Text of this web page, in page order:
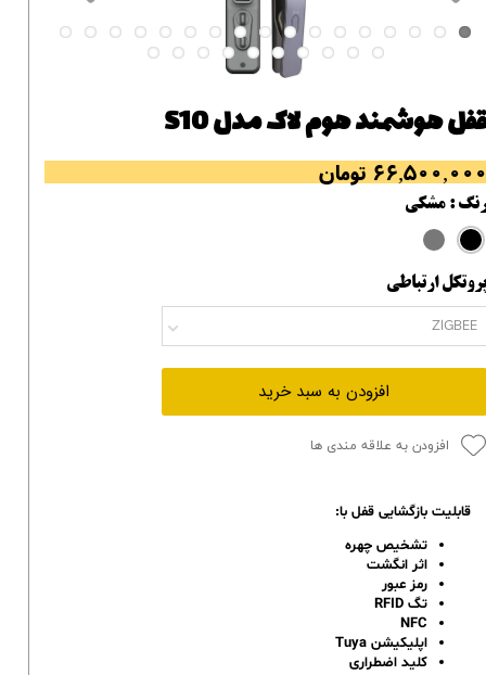
قفل هوشمند هوم لاک مدل S10
۶۶,۵۰۰,۰۰۰ تومان
رنگ: مشکی
پروتکل ارتباطی
ZIGBEE
افزودن به سبد خرید
افزودن به علاقه مندی ها
قابلیت بازگشایی قفل با:
تشخیص چهره
اثر انگشت
رمز عبور
تگ RFID
NFC
اپلیکیشن Tuya
کلید اضطراری